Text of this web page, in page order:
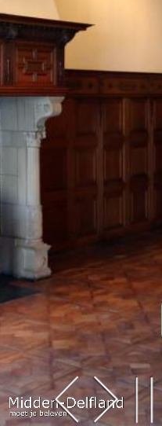
Leaflet| Map data ©OpenStreetMap
contributors,CC-BY-SA, Imagery ©